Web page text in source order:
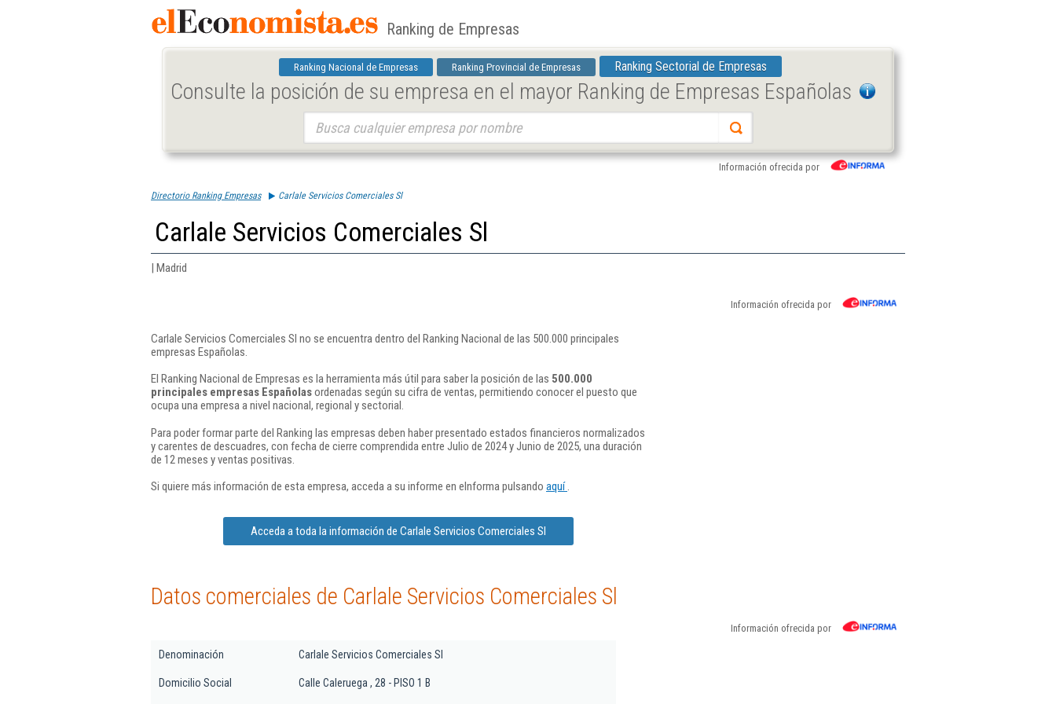
Ranking de Empresas
Ranking Nacional de Empresas Ranking Provincial de Empresas Ranking Sectorial de Empresas
Consulte la posición de su empresa en el mayor Ranking de Empresas Españolas
Información ofrecida por
Directorio Ranking Empresas Carlale Servicios Comerciales Sl
Carlale Servicios Comerciales Sl
| Madrid
Información ofrecida por
Carlale Servicios Comerciales Sl no se encuentra dentro del Ranking Nacional de las 500.000 principales
empresas Españolas.
El Ranking Nacional de Empresas es la herramienta más útil para saber la posición de las 500.000
principales empresas Españolasordenadas según su cifra de ventas, permitiendo conocer el puesto que
ocupa una empresa a nivel nacional, regional y sectorial.
Para poder formar parte del Ranking las empresas deben haber presentado estados financieros normalizados
y carentes de descuadres, con fecha de cierre comprendida entre Julio de 2024 y Junio de 2025, una duración
de 12 meses y ventas positivas.
Si quiere más información de esta empresa, acceda a su informe en eInforma pulsando aquí.
Acceda a toda la información de Carlale Servicios Comerciales Sl
Datos comerciales de Carlale Servicios Comerciales Sl
Información ofrecida por
Denominación Carlale Servicios Comerciales Sl
Domicilio Social Calle Caleruega , 28 - PISO 1 B